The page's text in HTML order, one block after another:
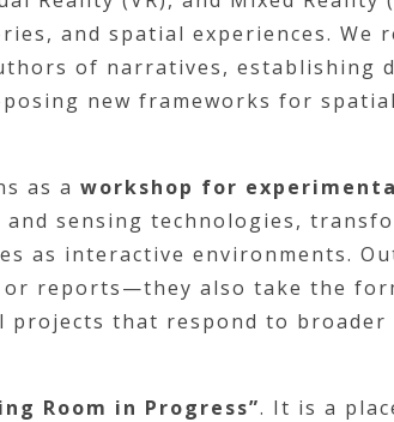
and spatial experiences. We
of narratives, establishing
new frameworks for
as a workshop for
sensing technologies,
as interactive environments.
or reports—they also take the
that respond to broader
Room in Progress”. It is a